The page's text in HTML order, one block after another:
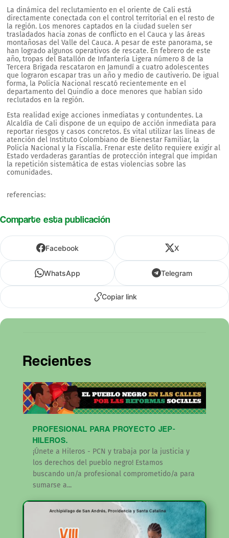
La dinámica del reclutamiento en el oriente de Cali está
directamente conectada con el control territorial en el resto de
la región. Los menores captados en la ciudad suelen ser
trasladados hacia zonas de conflicto en el Cauca y las áreas
montañosas del Valle del Cauca. A pesar de este panorama, se
han logrado algunos operativos de rescate. En febrero de este
año, tropas del Batallón de Infantería Ligera número 8 de la
Tercera Brigada rescataron en Jamundí a cuatro adolescentes
que lograron escapar tras un año y medio de cautiverio. De igual
forma, la Policía Nacional rescató recientemente en el
departamento del Quindío a doce menores que habían sido
reclutados en la región.
Esta realidad exige acciones inmediatas y contundentes. La
Alcaldía de Cali dispone de un equipo de acción inmediata para
reportar riesgos y casos concretos. Es vital utilizar las líneas de
atención del Instituto Colombiano de Bienestar Familiar, la
Policía Nacional y la Fiscalía. Frenar este delito requiere exigir al
Estado verdaderas garantías de protección integral que impidan
la repetición sistemática de estas violencias sobre las
comunidades.
referencias:
Comparte esta publicación
Facebook X
WhatsApp Telegram
Copiar link
Recientes
PROFESIONAL PARA PROYECTO JEP-
HILEROS.
¡Únete a Hileros - PCN y trabaja por la justicia y
los derechos del pueblo negro! Estamos
buscando un/a profesional comprometido/a para
sumarse a...